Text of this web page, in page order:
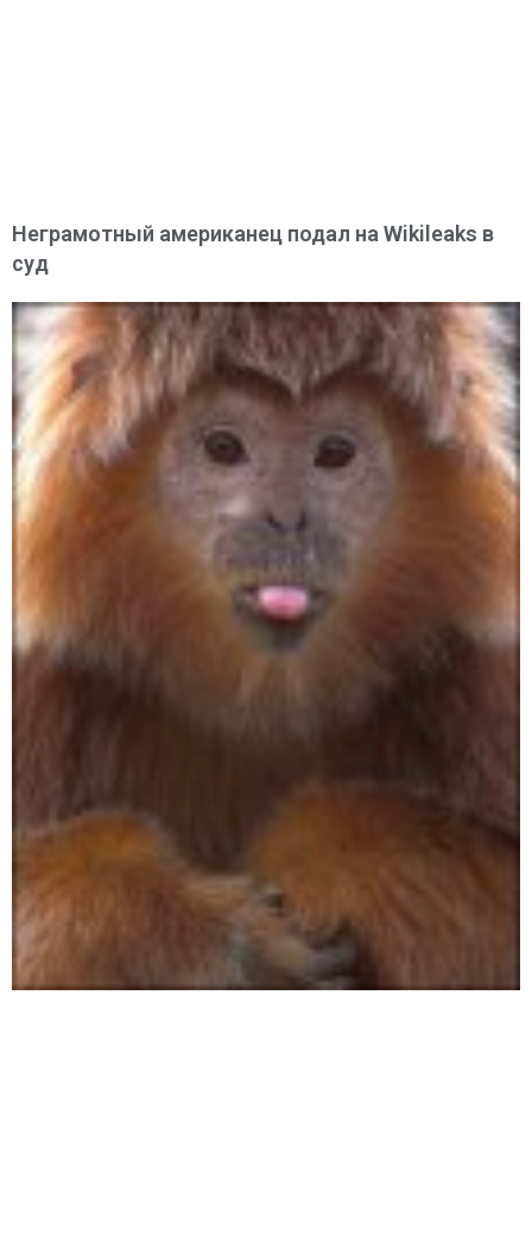
Неграмотный американец подал на Wikileaks в
суд